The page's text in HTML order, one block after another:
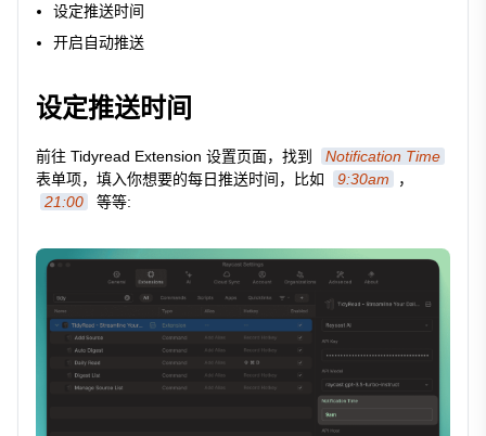
设定推送时间
开启自动推送
设定推送时间
前往 Tidyread Extension 设置页面，找到
Notification Time
表单项，填入你想要的每日推送时间，比如
9:30am
，
21:00
等等: